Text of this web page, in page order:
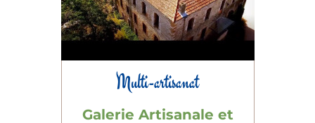
Multi-artisanat
Galerie Artisanale et